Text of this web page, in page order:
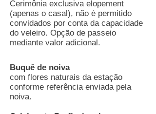
Cerimônia exclusiva elopement
(apenas o casal), não é permitido
convidados por conta da capacidade
do veleiro. Opção de passeio
mediante valor adicional.
​Buquê de noiva
com flores naturais da estação
conforme referência enviada pela
noiva.